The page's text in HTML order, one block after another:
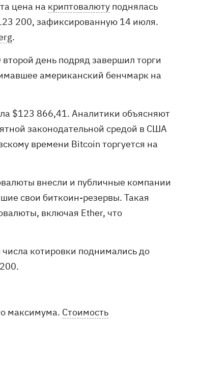
цена на криптовалюту поднялась
200, зафиксированную 14 июля.
.
день подряд завершил торги
американский бенчмарк на
$123 866,41. Аналитики объясняют
законодательной средой в США
времени Bitcoin торгуется на
внесли и публичные компании
свои биткоин-резервы. Такая
включая Ether, что
котировки поднимались до
максимума. Стоимость